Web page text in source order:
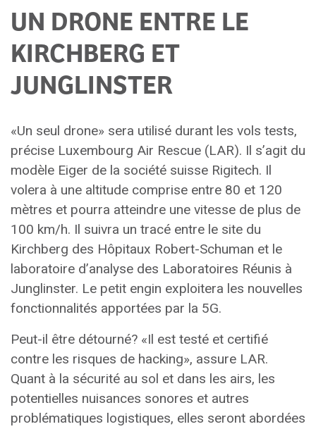
UN DRONE ENTRE LE
KIRCHBERG ET
JUNGLINSTER
«Un seul drone» sera utilisé durant les vols tests,
précise Luxembourg Air Rescue (LAR). Il s’agit du
modèle Eiger de la société suisse Rigitech. Il
volera à une altitude comprise entre 80 et 120
mètres et pourra atteindre une vitesse de plus de
100 km/h. Il suivra un tracé entre le site du
Kirchberg des Hôpitaux Robert-Schuman et le
laboratoire d’analyse des Laboratoires Réunis à
Junglinster. Le petit engin exploitera les nouvelles
fonctionnalités apportées par la 5G.
Peut-il être détourné? «Il est testé et certifié
contre les risques de hacking», assure LAR.
Quant à la sécurité au sol et dans les airs, les
potentielles nuisances sonores et autres
problématiques logistiques, elles seront abordées